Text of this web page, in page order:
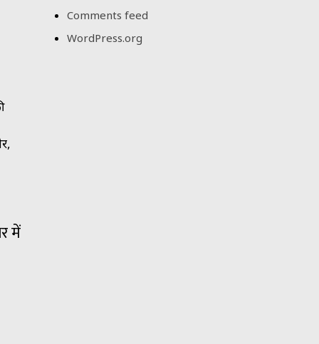
में
Comments feed
WordPress.org